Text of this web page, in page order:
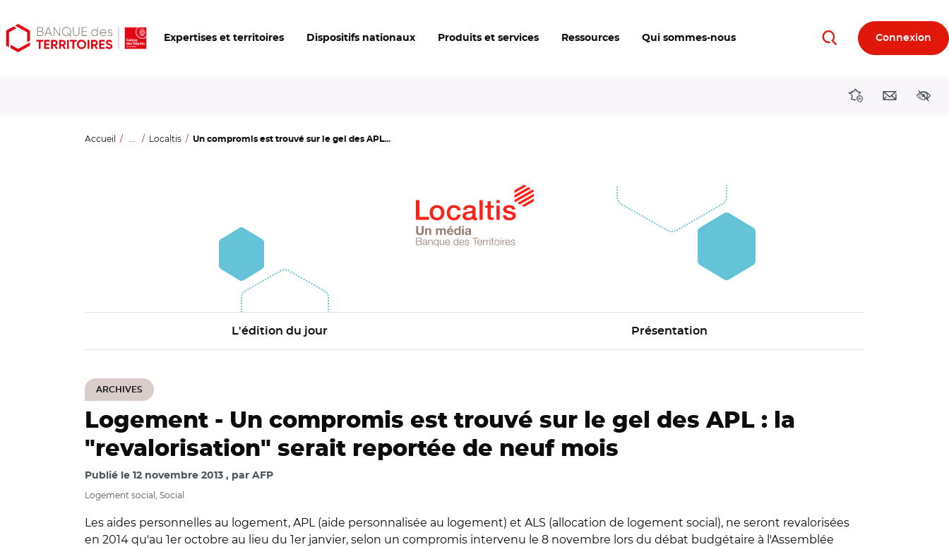
Aller
au
Aller
au
Ouvrir
les
Expertises et territoires Dispositifs nationaux Produits et services Ressources Qui sommes-nous RechercherConnexion
DirectionsContact
Accueil ... Localtis Un compromis est trouvé sur le gel des APL...
L'édition du jour Présentation
ARCHIVES
Logement - Un compromis est trouvé sur le gel des APL : la
"revalorisation" serait reportée de neuf mois
Publié le 12 novembre 2013 par AFP
Logement social, Social
Les aides personnelles au logement, APL (aide personnalisée au logement) et ALS (allocation de logement social), ne seront revalorisées
en 2014 qu'au 1er octobre au lieu du 1er janvier, selon un compromis intervenu le 8 novembre lors du débat budgétaire à l'Assemblée